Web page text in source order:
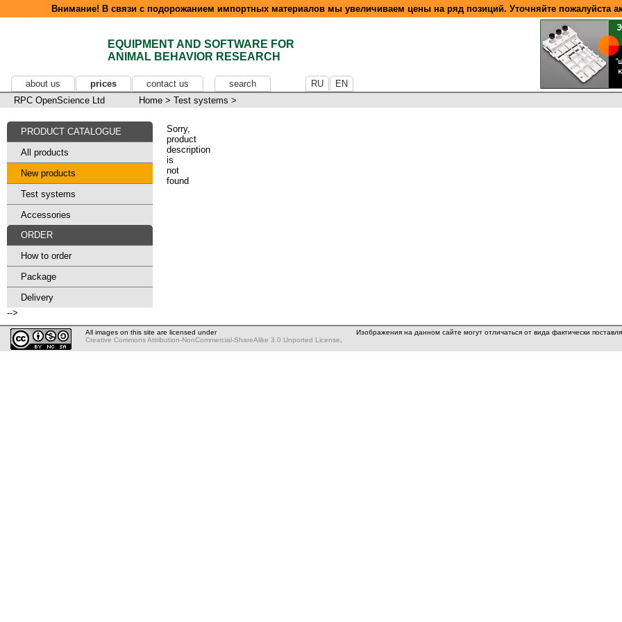
Внимание! В связи с подорожанием импортных материалов мы увеличиваем цены на ряд позиций. Уточняйте пожалуйста
EQUIPMENT AND SOFTWARE FOR
ANIMAL BEHAVIOR RESEARCH
about us prices contact us search RU
EN
RPC OpenScience Ltd Home > Test systems >
PRODUCT CATALOGUE
All products
New products
Test systems
Accessories
ORDER
How to order
Package
Delivery
Sorry,
product
description
is
not
found
-->
All images on this site are licensed under
Creative Commons Attribution-NonCommercial-ShareAlike 3.0 Unported License
Изображения на данном сайте могут отличаться от вида фактически